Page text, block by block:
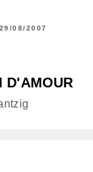
08/2007
D'AMOUR